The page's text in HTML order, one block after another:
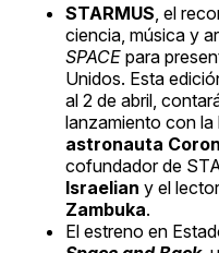
STARMUS , el
ciencia, música y
SPACE para
Unidos. Esta
al 2 de abril,
lanzamiento con la
astronauta
cofundador de
Israelian y el
Zambuka.
El estreno en